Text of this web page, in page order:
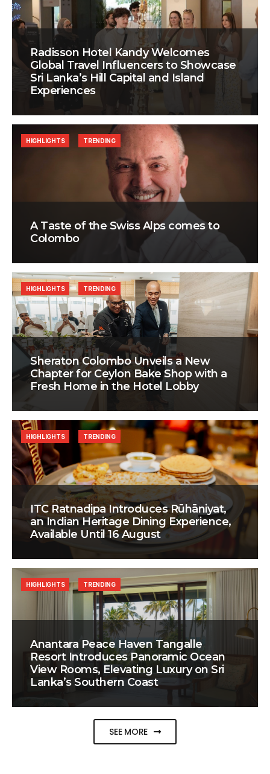
Radisson Hotel Kandy Welcomes
Global Travel Influencers to Showcase
Sri Lanka’s Hill Capital and Island
Experiences
A Taste of the Swiss Alps comes to
Colombo
HIGHLIGHTS TRENDING
Sheraton Colombo Unveils a New
Chapter for Ceylon Bake Shop with a
Fresh Home in the Hotel Lobby
HIGHLIGHTS TRENDING
ITC Ratnadipa Introduces Rūhāniyat,
an Indian Heritage Dining Experience,
Available Until 16 August
HIGHLIGHTS TRENDING
Anantara Peace Haven Tangalle
Resort Introduces Panoramic Ocean
View Rooms, Elevating Luxury on Sri
Lanka’s Southern Coast
HIGHLIGHTS TRENDING
SEE MORE